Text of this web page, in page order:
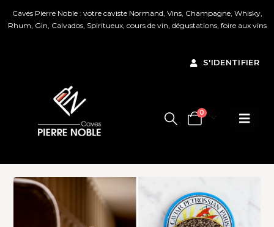
Caves Pierre Noble : votre caviste Normand, Vins, Champagne, Whisky,
Rhum, Gin, Calvados, Spiritueux, cours de vin, dégustations, foire aux vins
S'IDENTIFIER
0